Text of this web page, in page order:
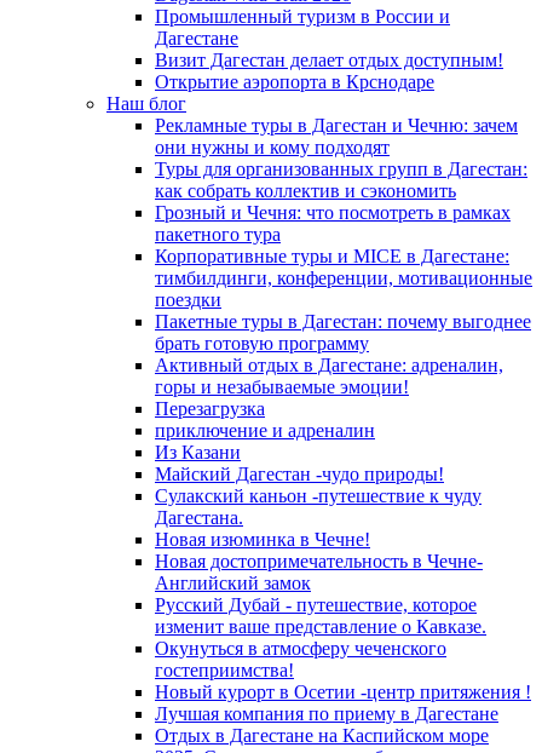
Промышленный туризм в России и
Дагестане
Визит Дагестан делает отдых доступным!
Открытие аэропорта в Крснодаре
Наш блог
Рекламные туры в Дагестан и Чечню: зачем
они нужны и кому подходят
Туры для организованных групп в Дагестан:
как собрать коллектив и сэкономить
Грозный и Чечня: что посмотреть в рамках
пакетного тура
Корпоративные туры и MICE в Дагестане:
тимбилдинги, конференции, мотивационные
поездки
Пакетные туры в Дагестан: почему выгоднее
брать готовую программу
Активный отдых в Дагестане: адреналин,
горы и незабываемые эмоции!
Перезагрузка
приключение и адреналин
Из Казани
Майский Дагестан -чудо природы!
Сулакский каньон -путешествие к чуду
Дагестана.
Новая изюминка в Чечне!
Новая достопримечательность в Чечне-
Английский замок
Русский Дубай - путешествие, которое
изменит ваше представление о Кавказе.
Окунуться в атмосферу чеченского
гостеприимства!
Новый курорт в Осетии -центр притяжения !
Лучшая компания по приему в Дагестане
Отдых в Дагестане на Каспийском море